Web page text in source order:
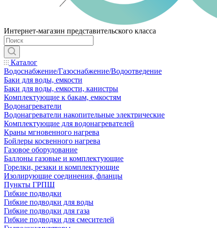
Интернет-магазин представительского класса
Каталог
Водоснабжение/Газоснабжение/Водоотведение
Баки для воды, емкости
Баки для воды, емкости, канистры
Комплектующие к бакам, емкостям
Водонагреватели
Водонагреватели накопительные электрические
Комплектующие для водонагревателей
Краны мгновенного нагрева
Бойлеры косвенного нагрева
Газовое оборудование
Баллоны газовые и комплектующие
Горелки, резаки и комплектующие
Изолирующие соединения, фланцы
Пункты ГРПШ
Гибкие подводки
Гибкие подводки для воды
Гибкие подводки для газа
Гибкие подводки для смесителей